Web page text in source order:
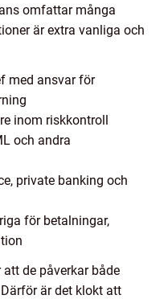
omfattar många
är extra vanliga och
med ansvar för
inom riskkontroll
och andra
private banking och
för betalningar,
de påverkar både
är det klokt att